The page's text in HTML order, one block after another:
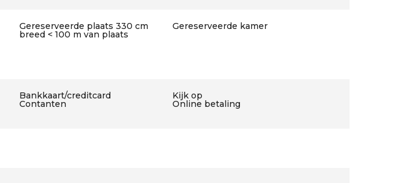
Gereserveerde plaats 330 cm
breed < 100 m van plaats
Gereserveerde kamer
Bankkaart/creditcard Kijk op
Contanten Online betaling